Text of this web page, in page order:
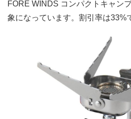
FORE WINDS コンパクトキャン
象になっています。割引率は33%